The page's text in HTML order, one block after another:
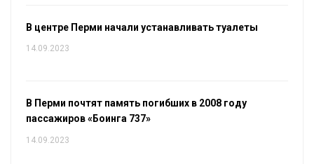
В центре Перми начали устанавливать туалеты
14.09.2023
В Перми почтят память погибших в 2008 году
пассажиров «Боинга 737»
14.09.2023